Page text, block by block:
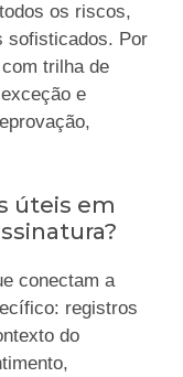
os riscos,
sofisticados. Por
trilha de
e
úteis em
conectam a
registros
do